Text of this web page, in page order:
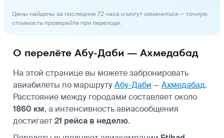
Цены найдены за последние 72 часа и могут измениться — точную
стоимость проверяйте при переходе.
О перелёте Абу-Даби — Ахмедабад
На этой странице вы можете забронировать
авиабилеты по маршрутуАбу-Даби — Ахмедабад.
Расстояние между городами составляет около
1860 км, а интенсивность авиасообщения
достигает21 рейса в неделю.